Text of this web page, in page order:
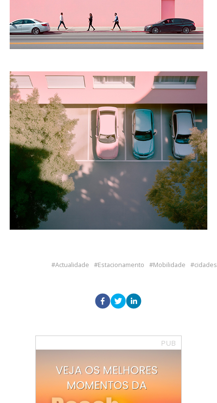
Actualidade Estacionamento Mobilidade cidades
PUB